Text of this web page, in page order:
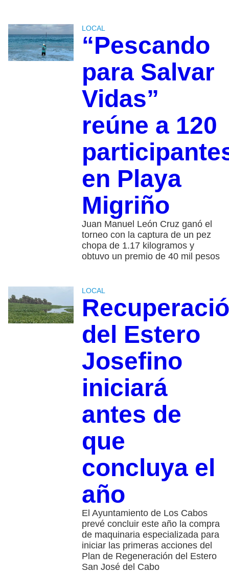
LOCAL
“Pescando
para Salvar
Vidas”
reúne a 120
en Playa
Migriño
Juan Manuel León Cruz ganó el
torneo con la captura de un pez
chopa de 1.17 kilogramos y
obtuvo un premio de 40 mil pesos
LOCAL
del Estero
Josefino
iniciará
antes de
que
concluya el
año
El Ayuntamiento de Los Cabos
prevé concluir este año la compra
de maquinaria especializada para
iniciar las primeras acciones del
Plan de Regeneración del Estero
San José del Cabo